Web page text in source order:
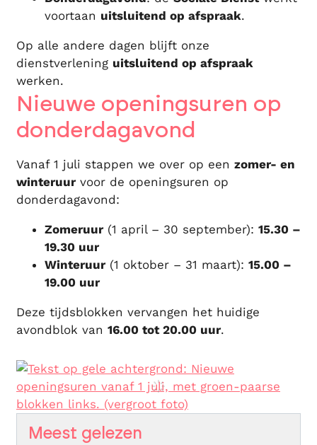
voortaan uitsluitend op afspraak.
Op alle andere dagen blijft onze
dienstverlening uitsluitend op afspraak
werken.
Nieuwe openingsuren op
donderdagavond
Vanaf 1 juli stappen we over op een zomer- en
winteruur voor de openingsuren op
donderdagavond:
Zomeruur (1 april – 30 september): 15.30 –
19.30 uur
Winteruur (1 oktober – 31 maart): 15.00 –
19.00 uur
Deze tijdsblokken vervangen het huidige
avondblok van 16.00 tot 20.00 uur.
Meest gelezen